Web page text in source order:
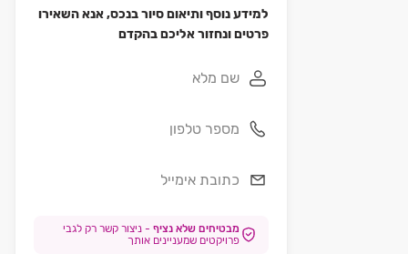
למידע נוסף ותיאום סיור בנכס, אנא השאירו
פרטים ונחזור אליכם בהקדם
מבטיחים שלא נציף - ניצור קשר רק לגבי
פרויקטים שמעניינים אותך